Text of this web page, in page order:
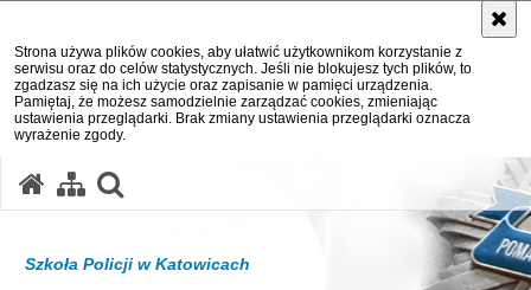
Strona używa plików cookies, aby ułatwić użytkownikom korzystanie z
serwisu oraz do celów statystycznych. Jeśli nie blokujesz tych plików, to
zgadzasz się na ich użycie oraz zapisanie w pamięci urządzenia.
Pamiętaj, że możesz samodzielnie zarządzać cookies, zmieniając
ustawienia przeglądarki. Brak zmiany ustawienia przeglądarki oznacza
wyrażenie zgody.
Szkoła Policji w Katowicach